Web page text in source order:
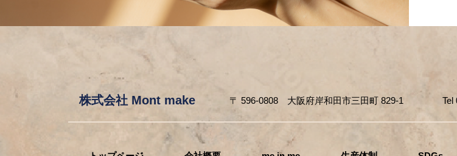
株式会社 Mont make 〒 596-0808 大阪府岸和田市三田町 829-1 Tel